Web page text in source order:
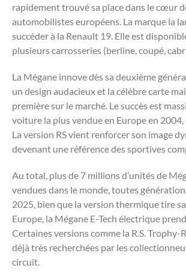
rapidement trouvé sa place dans le cœur
automobilistes européens. La marque la
succéder à la Renault 19. Elle est
plusieurs carrosseries (berline, coupé,
La Mégane innove dès sa deuxième
un design audacieux et la célèbre carte
première sur le marché. Le succès est
voiture la plus vendue en Europe en
La version RS vient renforcer son image
devenant une référence des sportives
Au total, plus de 7 millions d’unités de
vendues dans le monde, toutes
2025, bien que la version thermique tire
Europe, la Mégane E-Tech électrique
Certaines versions comme la R.S. Trophy-
déjà très recherchées par les
circuit.